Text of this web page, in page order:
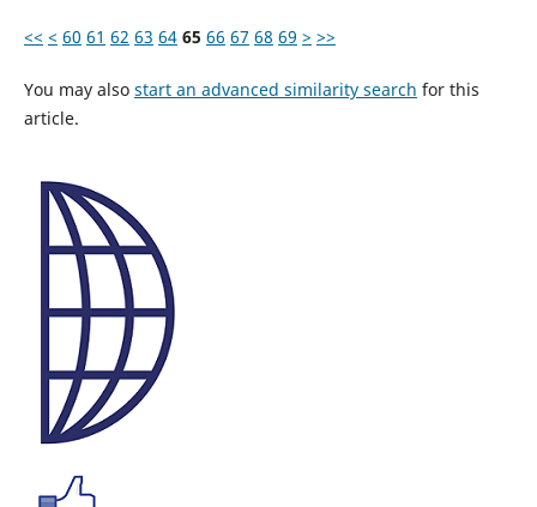
<< < 60 61 62 63 64 65 66 67 68 69 > >>
You may also start an advanced similarity search for this
article.